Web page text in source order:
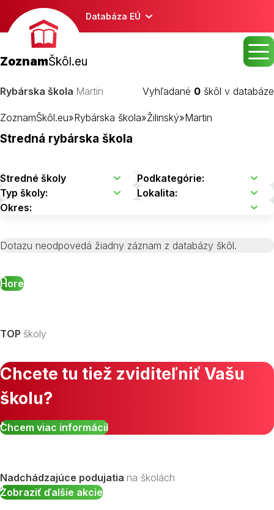
Databáza EÚ
ZoznamŠkôl.eu
Rybárska škola Martin Vyhľadané 0 škôl v databáze
ZoznamŠkôl.eu»Rybárska škola»Žilinský»Martin
Stredná rybárska škola
Dotazu neodpovedá žiadny záznam z databázy škôl.
Hore
TOP školy
Chcete tu tiež zviditeľniť Vašu
školu?
Chcem viac informácií
Nadchádzajúce podujatia na školách
Zobraziť ďalšie akcie